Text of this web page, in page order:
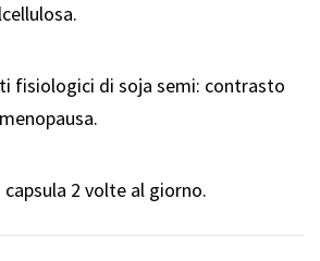
fisiologici di soja semi: contrasto
capsula 2 volte al giorno.